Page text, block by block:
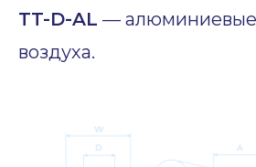
TT-D-AL —
воздуха.